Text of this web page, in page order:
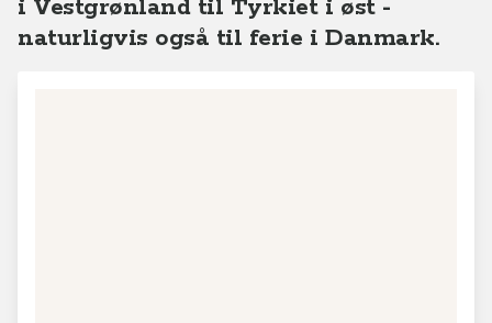
i Vestgrønland til Tyrkiet i øst -
naturligvis også til ferie i Danmark.